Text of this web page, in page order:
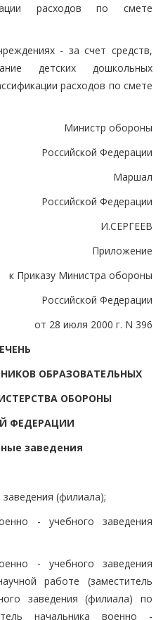
расходов по смете
- за счет средств,
детских дошкольных
расходов по смете
Министр обороны
Российской Федерации
Маршал
Российской Федерации
И.СЕРГЕЕВ
Приложение
к Приказу Министра обороны
Российской Федерации
от 28 июля 2000 г. N 396
ОБРАЗОВАТЕЛЬНЫХ
ОБОРОНЫ
ФЕДЕРАЦИИ
заведения
(филиала);
- учебного заведения
- учебного заведения
работе (заместитель
заведения (филиала) по
начальника военно -